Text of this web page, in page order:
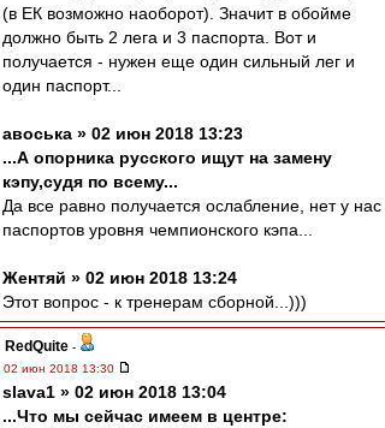
(в ЕК возможно наоборот). Значит в обойме
должно быть 2 лега и 3 паспорта. Вот и
получается - нужен еще один сильный лег и
один паспорт...
авоська » 02 июн 2018 13:23
...А опорника русского ищут на замену
кэпу,судя по всему...
Да все равно получается ослабление, нет у нас
паспортов уровня чемпионского кэпа...
Жентяй » 02 июн 2018 13:24
Этот вопрос - к тренерам сборной...)))
RedQuite -
02 июн 2018 13:30
slava1 » 02 июн 2018 13:04
...Что мы сейчас имеем в центре: